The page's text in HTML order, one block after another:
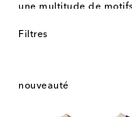
une multitude de
protection de
Filtres
nouveauté